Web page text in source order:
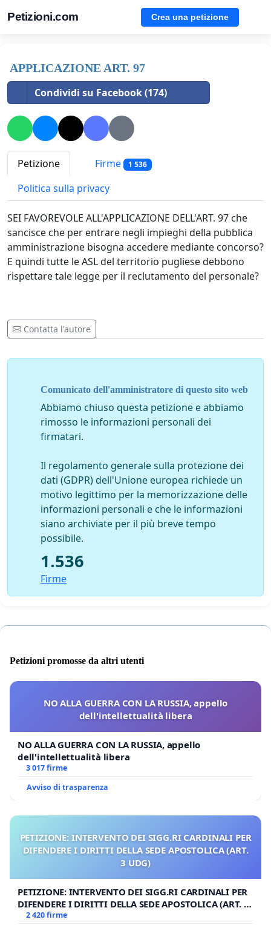
Petizioni.com Crea una petizione
APPLICAZIONE ART. 97
Condividi su Facebook (174)
Petizione Firme 1 536
Politica sulla privacy
SEI FAVOREVOLE ALL'APPLICAZIONE DELL'ART. 97 che
sancisce che per entrare negli impieghi della pubblica
amministrazione bisogna accedere mediante concorso?
E quindi tutte le ASL del territorio pugliese debbono
rispettare tale legge per il reclutamento del personale?
Contatta l'autore
Comunicato dell'amministratore di questo sito web
Abbiamo chiuso questa petizione e abbiamo
rimosso le informazioni personali dei
firmatari.
Il regolamento generale sulla protezione dei
dati (GDPR) dell'Unione europea richiede un
motivo legittimo per la memorizzazione delle
informazioni personali e che le informazioni
siano archiviate per il più breve tempo
possibile.
1.536
Firme
Petizioni promosse da altri utenti
NO ALLA GUERRA CON LA RUSSIA, appello
dell'intellettualità libera
NO ALLA GUERRA CON LA RUSSIA, appello
dell'intellettualità libera
3 017 firme
Avviso di trasparenza
PETIZIONE: INTERVENTO DEI SIGG.RI CARDINALI PER
DIFENDERE I DIRITTI DELLA SEDE APOSTOLICA (ART.
3 UDG)
PETIZIONE: INTERVENTO DEI SIGG.RI CARDINALI PER
DIFENDERE I DIRITTI DELLA SEDE APOSTOLICA (ART. 3
UDG)
2 420 firme